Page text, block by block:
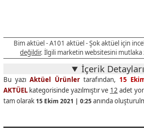
Bim aktüel - A101 aktüel - Şok aktüel için
değildir. İlgili marketin websitesini mutlaka
İçerik Detayları
Bu yazıAktüel Ürünlertarafından, 15
AKTÜELkategorisinde yazılmıştır ve 12 adet
tam olarak 15 Ekim 2021 | 0:25anında